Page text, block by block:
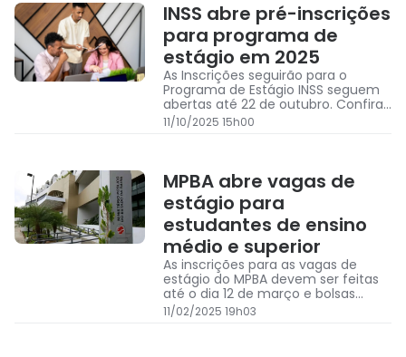
INSS abre pré-inscrições
para programa de
estágio em 2025
As Inscrições seguirão para o
Programa de Estágio INSS seguem
abertas até 22 de outubro. Confira
regras:
11/10/2025 15h00
MPBA abre vagas de
estágio para
estudantes de ensino
médio e superior
As inscrições para as vagas de
estágio do MPBA devem ser feitas
até o dia 12 de março e bolsas
variam de R$ 600 a R$ 2,2 mil
11/02/2025 19h03